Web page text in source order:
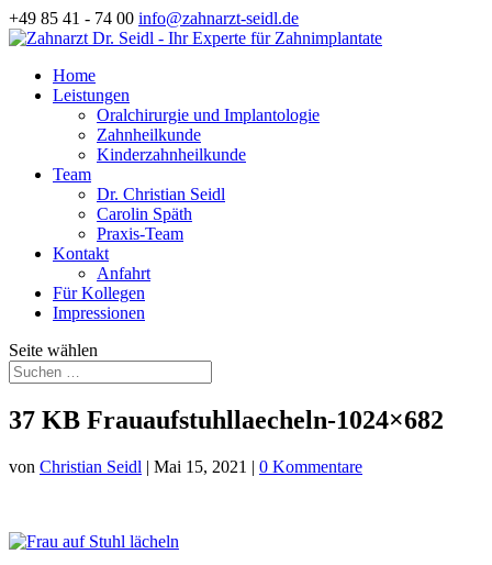
+49 85 41 - 74 00 info@zahnarzt-seidl.de
Home
Leistungen
Oralchirurgie und Implantologie
Zahnheilkunde
Kinderzahnheilkunde
Team
Dr. Christian Seidl
Carolin Späth
Praxis-Team
Kontakt
Anfahrt
Für Kollegen
Impressionen
Seite wählen
37 KB Frauaufstuhllaecheln-1024×682
von Christian Seidl | Mai 15, 2021 | 0 Kommentare